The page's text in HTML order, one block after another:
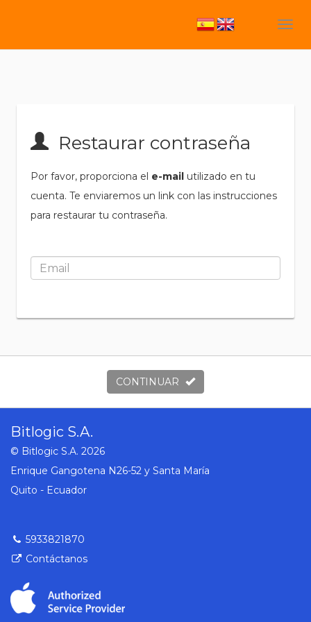
Restaurar contraseña
Por favor, proporciona el e-mail utilizado en tu
cuenta. Te enviaremos un link con las instrucciones
para restaurar tu contraseña.
CONTINUAR
Bitlogic S.A.
© Bitlogic S.A. 2026
Enrique Gangotena N26-52 y Santa María
Quito - Ecuador
5933821870
Contáctanos